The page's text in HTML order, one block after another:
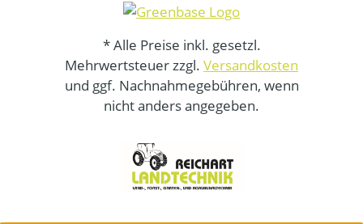
* Alle Preise inkl. gesetzl.
Mehrwertsteuer zzgl. Versandkosten
und ggf. Nachnahmegebühren, wenn
nicht anders angegeben.